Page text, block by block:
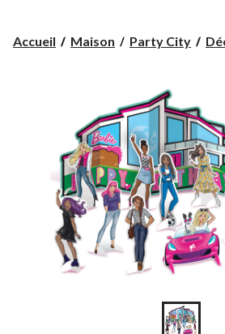
Accueil Maison Party City